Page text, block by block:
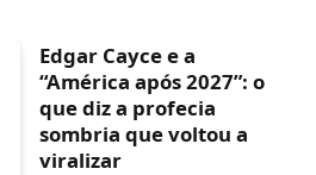
Edgar Cayce e a
“América após 2027”: o
que diz a profecia
sombria que voltou a
viralizar